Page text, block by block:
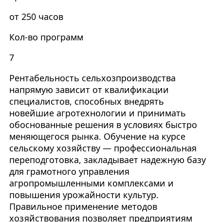
от 250 часов
Кол-во программ
7
Рентабельность сельхозпроизводства
напрямую зависит от квалификации
специалистов, способных внедрять
новейшие агротехнологии и принимать
обоснованные решения в условиях быстро
меняющегося рынка. Обучение на курсе
сельскому хозяйству — профессиональная
переподготовка, закладывает надежную базу
для грамотного управления
агропромышленными комплексами и
повышения урожайности культур.
Правильное применение методов
хозяйствования позволяет предприятиям